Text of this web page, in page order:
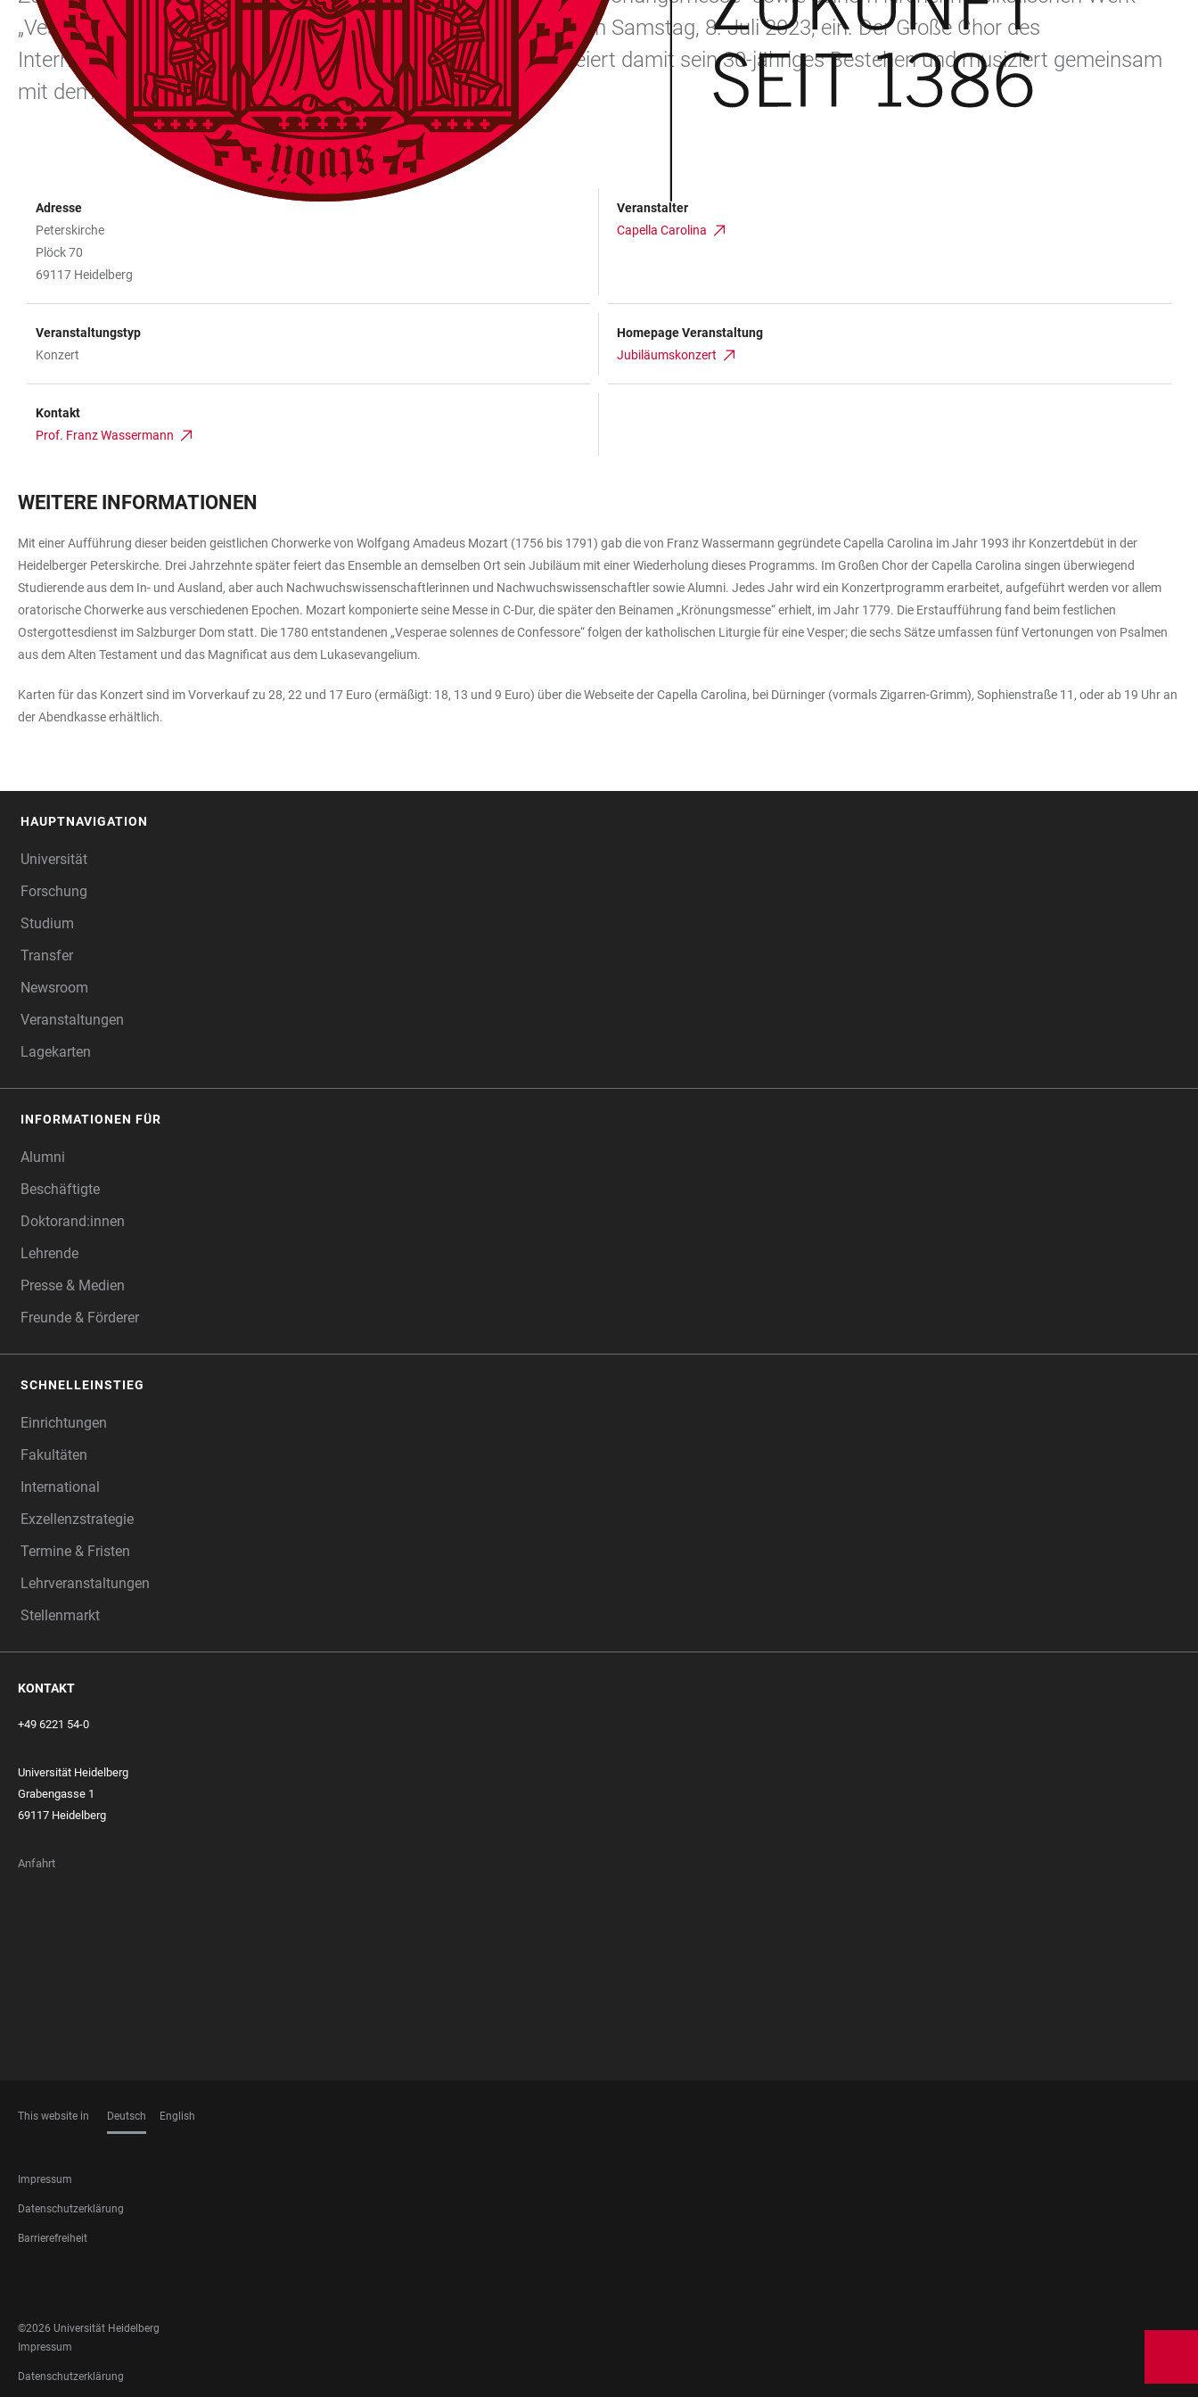
„Vesperae solennes de Confessore“ lädt die Capella Carolina am Samstag, 8. Juli 2023, ein. Der Große Chor des
Internationalen Studienzentrums der Universität Heidelberg feiert damit sein 30-jähriges Bestehen und musiziert gemeinsam
mit dem Orchester der Tübinger Camerata Viva.
Adresse
Peterskirche
Plöck 70
69117 Heidelberg
Veranstalter
Capella Carolina
Veranstaltungstyp
Konzert
Homepage Veranstaltung
Jubiläumskonzert
Kontakt
Prof. Franz Wassermann
WEITERE INFORMATIONEN
Mit einer Aufführung dieser beiden geistlichen Chorwerke von Wolfgang Amadeus Mozart (1756 bis 1791) gab die von Franz Wassermann gegründete Capella Carolina im Jahr 1993 ihr Konzertdebüt in der
Heidelberger Peterskirche. Drei Jahrzehnte später feiert das Ensemble an demselben Ort sein Jubiläum mit einer Wiederholung dieses Programms. Im Großen Chor der Capella Carolina singen überwiegend
Studierende aus dem In- und Ausland, aber auch Nachwuchswissenschaftlerinnen und Nachwuchswissenschaftler sowie Alumni. Jedes Jahr wird ein Konzertprogramm erarbeitet, aufgeführt werden vor allem
oratorische Chorwerke aus verschiedenen Epochen. Mozart komponierte seine Messe in C-Dur, die später den Beinamen „Krönungsmesse“ erhielt, im Jahr 1779. Die Erstaufführung fand beim festlichen
Ostergottesdienst im Salzburger Dom statt. Die 1780 entstandenen „Vesperae solennes de Confessore“ folgen der katholischen Liturgie für eine Vesper; die sechs Sätze umfassen fünf Vertonungen von Psalmen
aus dem Alten Testament und das Magnificat aus dem Lukasevangelium.
Karten für das Konzert sind im Vorverkauf zu 28, 22 und 17 Euro (ermäßigt: 18, 13 und 9 Euro) über die Webseite der Capella Carolina, bei Dürninger (vormals Zigarren-Grimm), Sophienstraße 11, oder ab 19 Uhr an
der Abendkasse erhältlich.
HAUPTNAVIGATION
Universität
Forschung
Studium
Transfer
Newsroom
Veranstaltungen
Lagekarten
INFORMATIONEN FÜR
Alumni
Beschäftigte
Doktorand:innen
Lehrende
Presse & Medien
Freunde & Förderer
SCHNELLEINSTIEG
Einrichtungen
Fakultäten
International
Exzellenzstrategie
Termine & Fristen
Lehrveranstaltungen
Stellenmarkt
KONTAKT
+49 6221 54-0
Universität Heidelberg
Grabengasse 1
69117 Heidelberg
Anfahrt
This website in Deutsch English
FOOTER
LEGAL
Impressum
Datenschutzerklärung
Barrierefreiheit
MEDIA
©2026 Universität Heidelberg
FOOTER
LEGAL
Impressum
Datenschutzerklärung